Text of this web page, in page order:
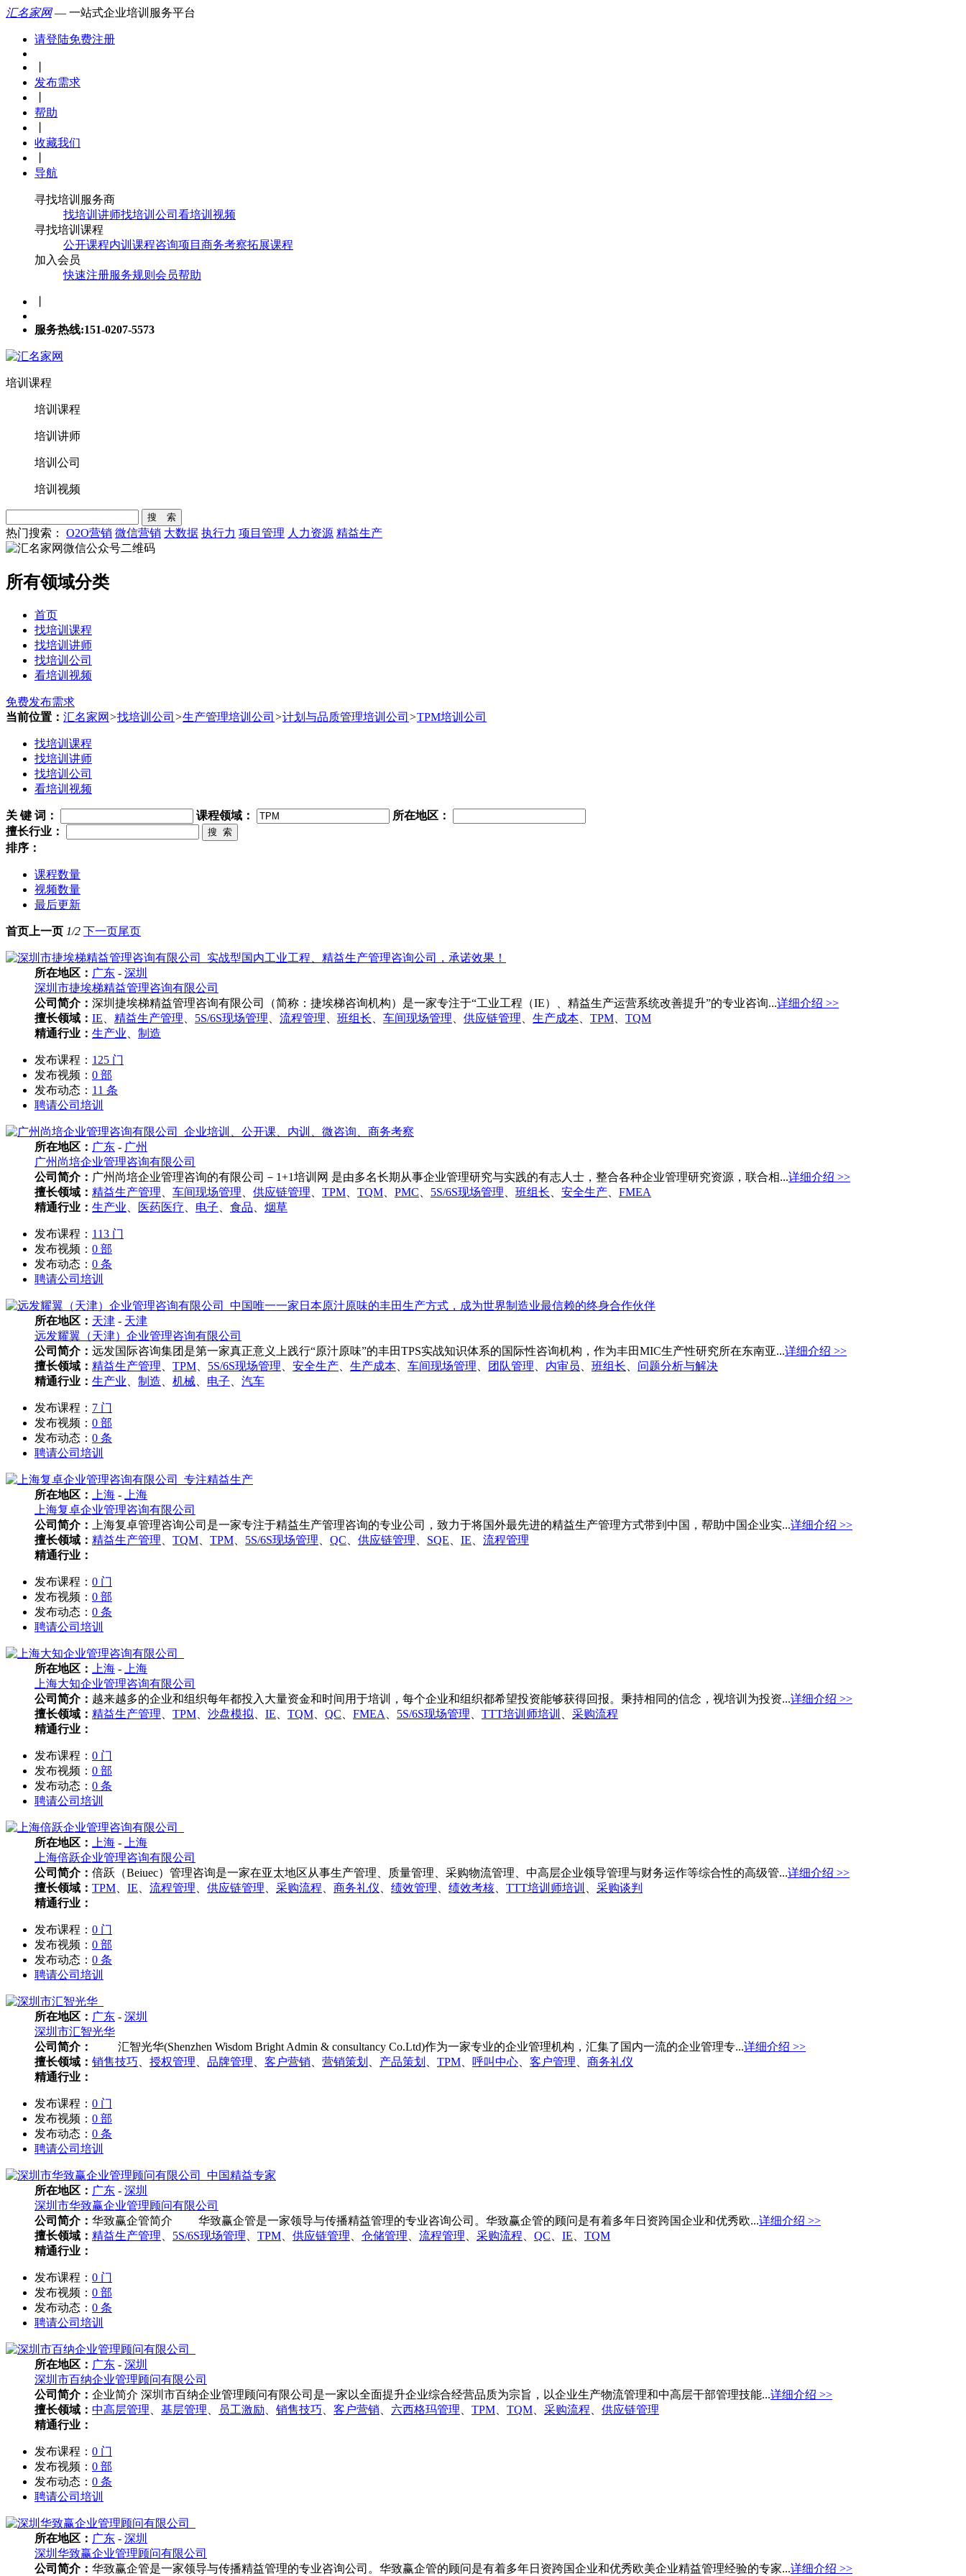
汇名家网— 一站式企业培训服务平台
请登陆免费注册
发布需求
帮助
收藏我们
导航
寻找培训服务商
找培训讲师找培训公司 看培训视频
寻找培训课程
公开课程内训课程咨询项目 商务考察拓展课程
加入会员
快速注册服务规则 会员帮助
服务热线:151-0207-5573
培训课程
培训课程
培训讲师
培训公司
培训视频
搜 索
热门搜索： O2O营销 微信营销 大数据 执行力 项目管理 人力资源 精益生产
所有领域分类
首页
找培训课程
找培训讲师
找培训公司
看培训视频
免费发布需求
当前位置： 汇名家网 >找培训公司 >生产管理培训公司 >计划与品质管理培训公司 >TPM培训公司
找培训课程
找培训讲师
找培训公司
看培训视频
关 键 词 ： 课程领域：
所在地区：
擅长行业：
搜 索
排序：
课程数量
视频数量
最后更新
首页 上一页 1/2 下一页尾页
所在地区： 广东 - 深圳
深圳市捷埃梯精益管理咨询有限公司
公司简介： 深圳捷埃梯精益管理咨询有限公司（简称：捷埃梯咨询机构）是一家专注于“工业工程（IE）、精益生产运营系统改善提升”的专业咨询...详细介绍 >>
擅长领域： IE 精益生产管理 5S/6S现场管理 流程管理 班组长 车间现场管理 供应链管理 生产成本 TPM
TQM
精通行业： 生产业 制造
发布课程： 125 门
发布视频： 0 部
发布动态： 11 条
聘请公司培训
所在地区： 广东 - 广州
广州尚培企业管理咨询有限公司
公司简介： 广州尚培企业管理咨询的有限公司－1+1培训网 是由多名长期从事企业管理研究与实践的有志人士，整合各种企业管理研究资源，联合相...详细介绍 >>
擅长领域： 精益生产管理 车间现场管理 供应链管理 TPM TQM PMC 5S/6S现场管理 班组长 安全生产
FMEA
精通行业： 生产业 医药医疗 电子 食品 烟草
发布课程： 113 门
发布视频： 0 部
发布动态： 0 条
聘请公司培训
所在地区： 天津 - 天津
远发耀翼（天津）企业管理咨询有限公司
公司简介： 远发国际咨询集团是第一家真正意义上践行“原汁原味”的丰田TPS实战知识体系的国际性咨询机构，作为丰田MIC生产性研究所在东南亚...详细介绍 >>
擅长领域： 精益生产管理 TPM 5S/6S现场管理 安全生产 生产成本 车间现场管理 团队管理 内审员 班组长
问题分析与解决
精通行业： 生产业 制造 机械 电子 汽车
发布课程： 7 门
发布视频： 0 部
发布动态： 0 条
聘请公司培训
所在地区： 上海 -
上海
上海复卓企业管理咨询有限公司
公司简介：
上海复卓管理咨询公司是一家专注于精益生产管理咨询的专业公司，致力于将国外最先进的精益生产管理方式带到中国，帮助中国企业实...详细介绍 >>
擅长领域： 精益生产管理 TQM TPM 5S/6S现场管理 QC 供应链管理 SQE IE
流程管理
精通行业：
发布课程： 0 门
发布视频： 0 部
发布动态： 0 条
聘请公司培训
所在地区： 上海 -
上海
上海大知企业管理咨询有限公司
公司简介： 越来越多的企业和组织每年都投入大量资金和时间用于培训，每个企业和组织都希望投资能够获得回报。秉持相同的信念，视培训为投资...详细介绍 >>
擅长领域： 精益生产管理 TPM 沙盘模拟 IE TQM QC FMEA 5S/6S现场管理 TTT培训师培训
采购流程
精通行业：
发布课程： 0 门
发布视频： 0 部
发布动态： 0 条
聘请公司培训
所在地区： 上海 -
上海
上海倍跃企业管理咨询有限公司
公司简介： 倍跃（Beiuec）管理咨询是一家在亚太地区从事生产管理、质量管理、采购物流管理、中高层企业领导管理与财务运作等综合性的高级管...详细介绍 >>
擅长领域： TPM IE 流程管理 供应链管理 采购流程 商务礼仪 绩效管理 绩效考核 TTT培训师培训
采购谈判
精通行业：
发布课程： 0 门
发布视频： 0 部
发布动态： 0 条
聘请公司培训
所在地区： 广东 - 深圳
深圳市汇智光华
公司简介：
汇智光华(Shenzhen Wisdom Bright Admin & consultancy Co.Ltd)作为一家专业的企业管理机构，汇集了国内一流的企业管理专...详细介绍 >>
擅长领域： 销售技巧 授权管理 品牌管理 客户营销 营销策划 产品策划 TPM 呼叫中心 客户管理
商务礼仪
精通行业：
发布课程： 0 门
发布视频： 0 部
发布动态： 0 条
聘请公司培训
所在地区： 广东 - 深圳
深圳市华致赢企业管理顾问有限公司
公司简介： 华致赢企管简介 华致赢企管是一家领导与传播精益管理的专业咨询公司。华致赢企管的顾问是有着多年日资跨国企业和优秀欧...详细介绍 >>
擅长领域： 精益生产管理 5S/6S现场管理 TPM 供应链管理 仓储管理 流程管理 采购流程 QC IE
TQM
精通行业：
发布课程： 0 门
发布视频： 0 部
发布动态： 0 条
聘请公司培训
所在地区： 广东 - 深圳
深圳市百纳企业管理顾问有限公司
公司简介： 企业简介 深圳市百纳企业管理顾问有限公司是一家以全面提升企业综合经营品质为宗旨，以企业生产物流管理和中高层干部管理技能...详细介绍 >>
擅长领域： 中高层管理 基层管理 员工激励 销售技巧 客户营销 六西格玛管理 TPM TQM 采购流程
供应链管理
精通行业：
发布课程： 0 门
发布视频： 0 部
发布动态： 0 条
聘请公司培训
所在地区： 广东 - 深圳
深圳华致赢企业管理顾问有限公司
公司简介： 华致赢企管是一家领导与传播精益管理的专业咨询公司。华致赢企管的顾问是有着多年日资跨国企业和优秀欧美企业精益管理经验的专家...详细介绍 >>